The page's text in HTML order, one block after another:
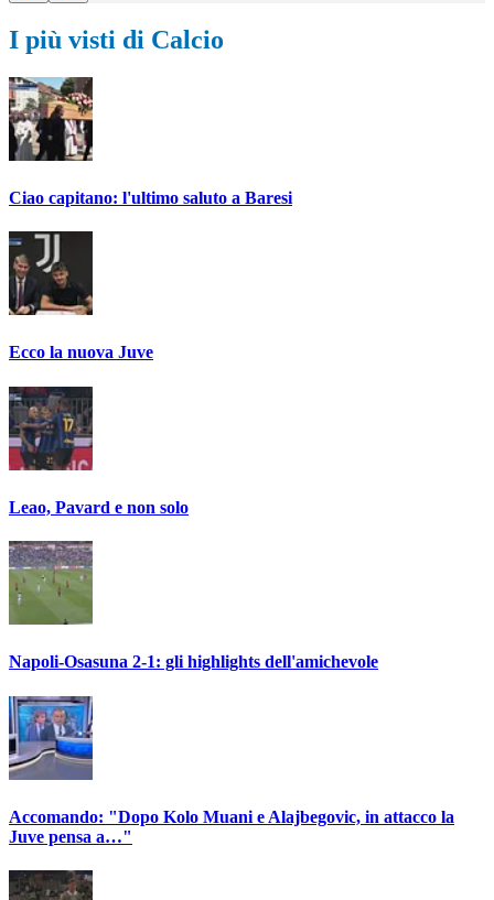
I più visti di Calcio
Ciao capitano: l'ultimo saluto a Baresi
Ecco la nuova Juve
Leao, Pavard e non solo
Napoli-Osasuna 2-1: gli highlights dell'amichevole
Accomando: "Dopo Kolo Muani e Alajbegovic, in attacco la
Juve pensa a…"